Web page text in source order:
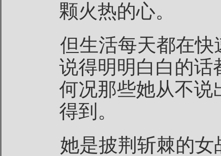
颗火热的心。
但生活每天都在
说得明明白白的话
何况那些她从不说
得到。
她是披荆斩棘的